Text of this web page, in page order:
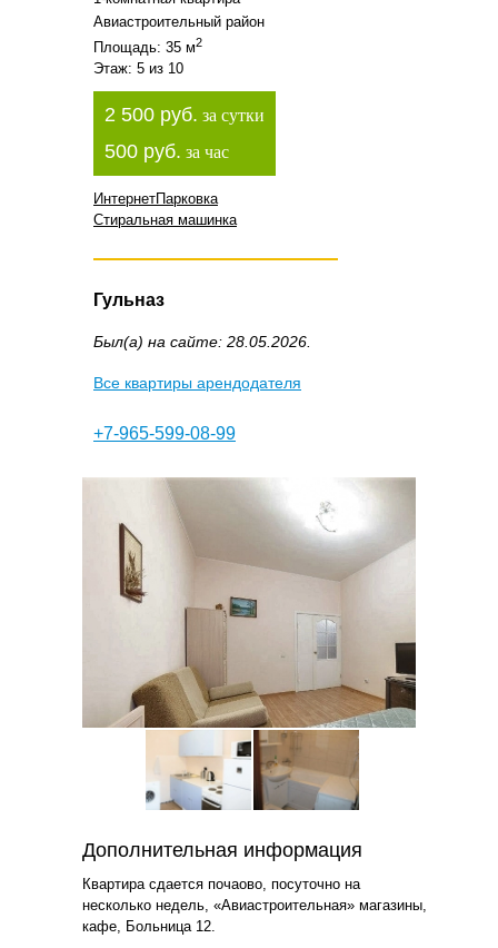
Авиастроительный район
Площадь: 35 м2
Этаж: 5 из 10
2 500 руб. за сутки
500 руб. за час
ИнтернетПарковка
Стиральная машинка
Гульназ
Был(а) на сайте: 28.05.2026.
Все квартиры арендодателя
+7-965-599-08-99
Дополнительная информация
Квартира сдается почаово, посуточно на
несколько недель, «Авиастроительная» магазины,
кафе, Больница 12.